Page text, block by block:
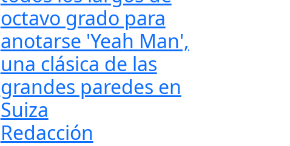
octavo grado para
anotarse 'Yeah Man',
una clásica de las
grandes paredes en
Suiza
Redacción